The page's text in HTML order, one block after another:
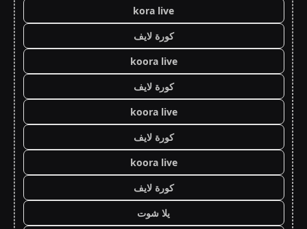
kora live
كورة لايف
koora live
كورة لايف
koora live
كورة لايف
koora live
كورة لايف
يلا شوت